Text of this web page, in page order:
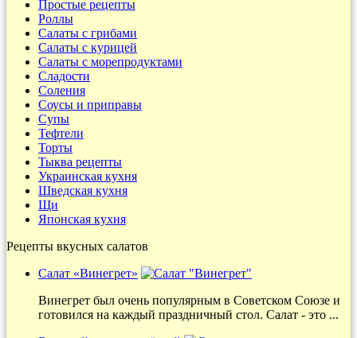
Простые рецепты
Роллы
Салаты с грибами
Салаты с курицей
Салаты с морепродуктами
Сладости
Соления
Соусы и приправы
Супы
Тефтели
Торты
Тыква рецепты
Украинская кухня
Шведская кухня
Щи
Японская кухня
Рецепты вкусных салатов
Салат «Винегрет»
Винегрет был очень популярным в Советском Союзе и
готовился на каждый праздничный стол. Салат - это ...